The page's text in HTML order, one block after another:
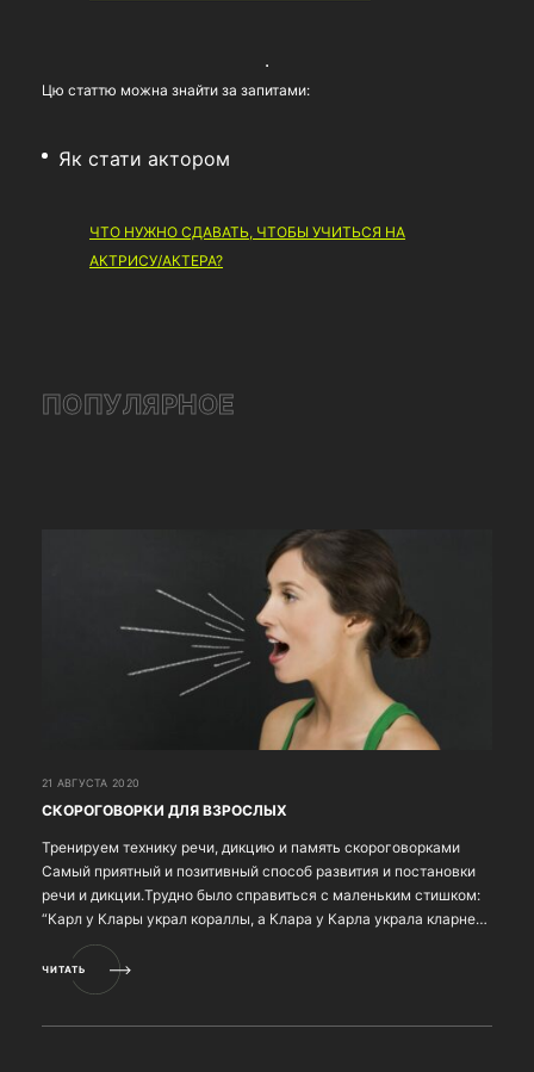
Цю статтю можна знайти за запитами:
Як стати актором
ЧТО НУЖНО СДАВАТЬ, ЧТОБЫ УЧИТЬСЯ НА
АКТРИСУ/АКТЕРА?
ПОПУЛЯРНОЕ
21 АВГУСТА 2020
СКОРОГОВОРКИ ДЛЯ ВЗРОСЛЫХ
Тренируем технику речи, дикцию и память скороговорками
Самый приятный и позитивный способ развития и постановки
речи и дикции.Трудно было справиться с маленьким стишком:
“Карл у Клары украл кораллы, а Клара у Карла украла кларнет.”,
не так ли? Ну а если серьезно, ...
ЧИТАТЬ